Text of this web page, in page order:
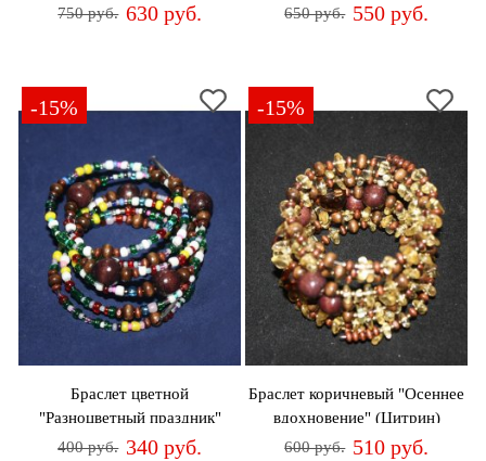
750 руб. 630 руб.
650 руб. 550 руб.
-15%
Браслет цветной
"Разноцветный праздник"
(Бисер)
400 руб. 340 руб.
-15%
Браслет коричневый "Осеннее
вдохновение" (Цитрин)
600 руб. 510 руб.